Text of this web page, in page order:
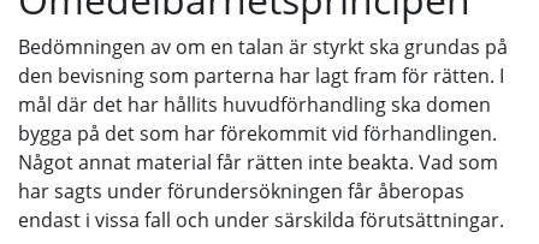
Bedömningen av om en talan är styrkt ska grundas på
den bevisning som parterna har lagt fram för rätten. I
mål där det har hållits huvudförhandling ska domen
bygga på det som har förekommit vid förhandlingen.
Något annat material får rätten inte beakta. Vad som
har sagts under förundersökningen får åberopas
endast i vissa fall och under särskilda förutsättningar.